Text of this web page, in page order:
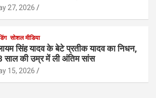
27, 2026
सोशल मीडिया
सिंह यादव के बेटे प्रतीक यादव का निधन,
साल की उम्र में ली अंतिम सांस
15, 2026